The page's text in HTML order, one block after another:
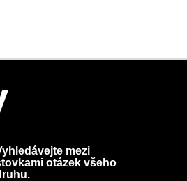
mezi
otázek všeho